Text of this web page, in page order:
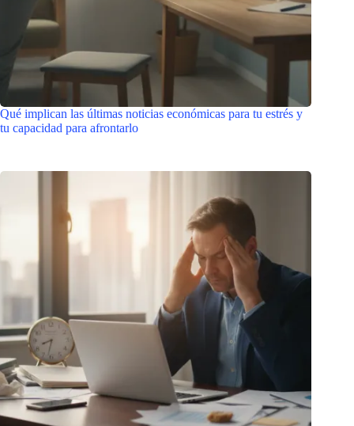
Qué implican las últimas noticias económicas para tu estrés y
tu capacidad para afrontarlo